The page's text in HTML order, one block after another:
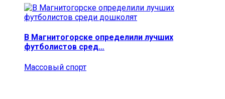
В Магнитогорске определили лучших
футболистов сред…
Массовый спорт